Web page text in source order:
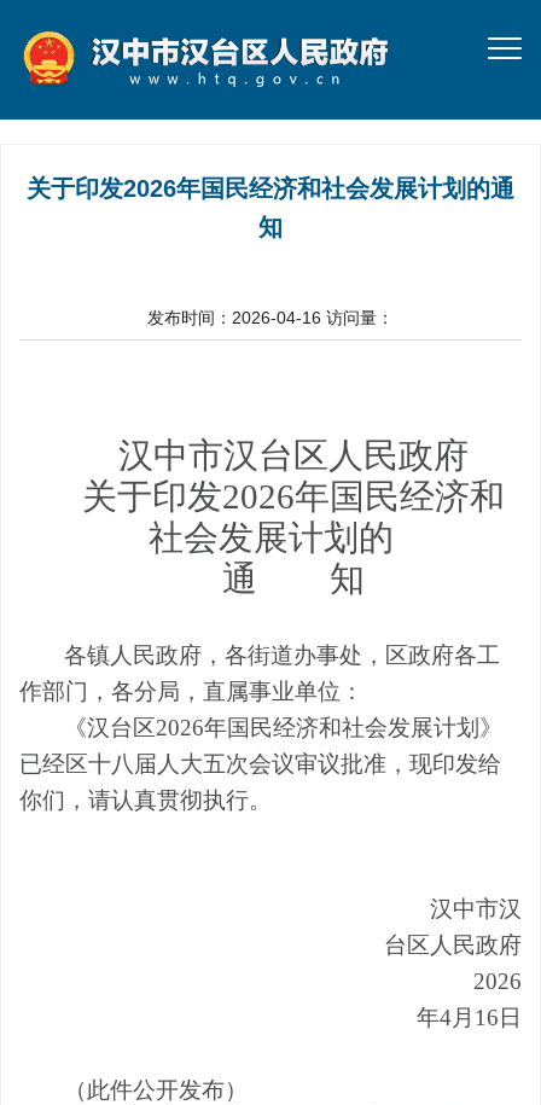
关于印发2026年国民经济和社会发展计划的通
知
发布时间：2026-04-16 访问量：
汉中市汉台区人民政府
关于印发2026年国民经济和
社会发展计划的
通
知
各镇人民政府，各街道办事处 ，区政府各工
作部门 ，各分局， 直属事业单位：
《汉台区2026年国民经济和社会发展计划》
已经区十八届人大五次会议审议批准 ，现印发给
你们，请认真贯彻执行。
汉中市汉
台区人民政府
2026
年4月 16 日
（此件公开发布）